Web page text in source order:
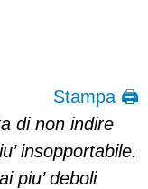
Stampa 🖨
di non indire
insopportabile.
piu’ deboli